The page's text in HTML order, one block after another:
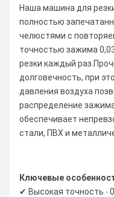
Наша машина для
полностью
челюстями с
точностью зажима
резки каждый
долговечность, при
давления воздуха
распределение
обеспечивает
стали, ПВХ и
Ключевые
✔ Высокая точность ∙